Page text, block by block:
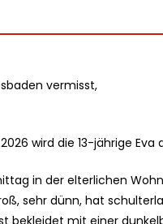
vermisst,
wird die 13-jährige Eva
in der elterlichen
sehr dünn, hat